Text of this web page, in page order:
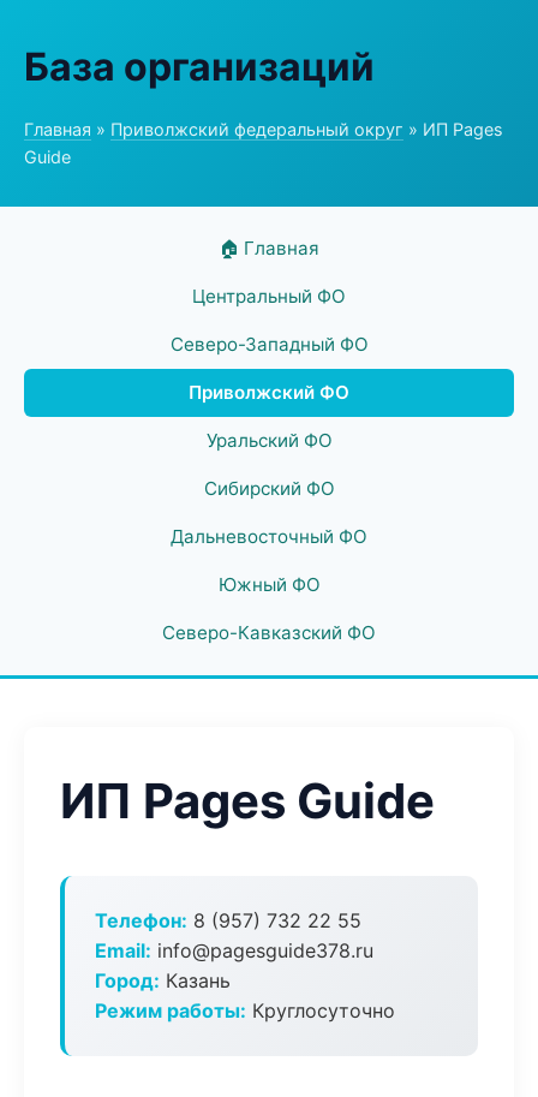
База организаций
Главная » Приволжский федеральный округ » ИП Pages
Guide
🏠 Главная
Центральный ФО
Северо-Западный ФО
Приволжский ФО
Уральский ФО
Сибирский ФО
Дальневосточный ФО
Южный ФО
Северо-Кавказский ФО
ИП Pages Guide
Телефон: 8 (957) 732 22 55
Email: info@pagesguide378.ru
Город: Казань
Режим работы: Круглосуточно